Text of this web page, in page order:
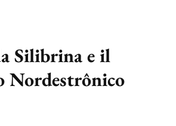
Silibrina e il
Nordestrônico